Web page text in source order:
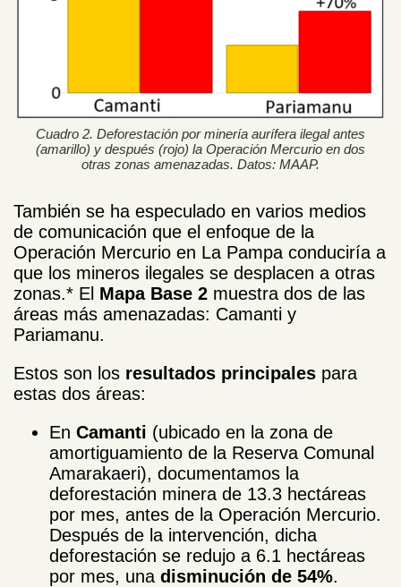
Cuadro 2. Deforestación por minería aurífera ilegal antes
(amarillo) y después (rojo) la Operación Mercurio en dos
otras zonas amenazadas. Datos: MAAP.
También se ha especulado en varios medios
de comunicación que el enfoque de la
Operación Mercurio en La Pampa conduciría a
que los mineros ilegales se desplacen a otras
zonas.* El Mapa Base 2 muestra dos de las
áreas más amenazadas: Camanti y
Pariamanu.
Estos son los resultados principales para
estas dos áreas:
En Camanti (ubicado en la zona de
amortiguamiento de la Reserva Comunal
Amarakaeri), documentamos la
deforestación minera de 13.3 hectáreas
por mes, antes de la Operación Mercurio.
Después de la intervención, dicha
deforestación se redujo a 6.1 hectáreas
por mes, una disminución de 54%.